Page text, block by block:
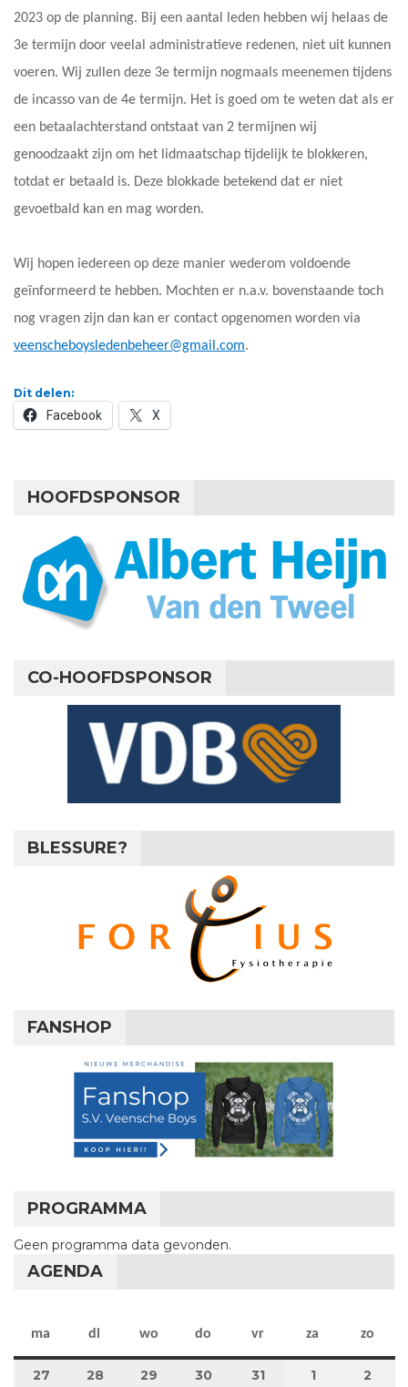
2023 op de planning. Bij een aantal leden hebben wij helaas de
3e termijn door veelal administratieve redenen, niet uit kunnen
voeren. Wij zullen deze 3e termijn nogmaals meenemen tijdens
de incasso van de 4e termijn. Het is goed om te weten dat als er
een betaalachterstand ontstaat van 2 termijnen wij
genoodzaakt zijn om het lidmaatschap tijdelijk te blokkeren,
totdat er betaald is. Deze blokkade betekend dat er niet
gevoetbald kan en mag worden.
Wij hopen iedereen op deze manier wederom voldoende
geïnformeerd te hebben. Mochten er n.a.v. bovenstaande toch
nog vragen zijn dan kan er contact opgenomen worden via
veenscheboysledenbeheer@gmail.com.
Dit delen:
Facebook X
HOOFDSPONSOR
CO-HOOFDSPONSOR
BLESSURE?
FANSHOP
PROGRAMMA
Geen programma data gevonden.
AGENDA
ma maandag
di dinsdag
wo woensdag
do donderdag
vr vrijdag
za zaterdag
zo
27 27 juli 2026
28 28 juli 2026
29 29 juli 2026
30 30 juli 2026
31 31 juli 2026
11 augustus
2